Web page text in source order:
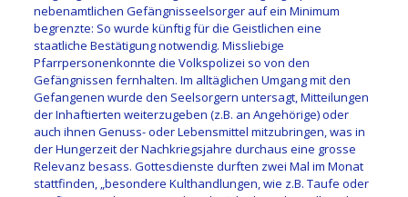
nebenamtlichen Gefängnisseelsorger auf ein Minimum
begrenzte: So wurde künftig für die Geistlichen eine
staatliche Bestätigung notwendig. Missliebige
Pfarrpersonenkonnte die Volkspolizei so von den
Gefängnissen fernhalten. Im alltäglichen Umgang mit den
Gefangenen wurde den Seelsorgern untersagt, Mitteilungen
der Inhaftierten weiterzugeben (z.B. an Angehörige) oder
auch ihnen Genuss- oder Lebensmittel mitzubringen, was in
der Hungerzeit der Nachkriegsjahre durchaus eine grosse
Relevanz besass. Gottesdienste durften zwei Mal im Monat
stattfinden, „besondere Kulthandlungen, wie z.B. Taufe oder